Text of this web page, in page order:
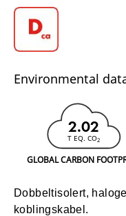
Environmental
2.02
T EQ. CO2
GLOBAL CARBON
Dobbeltisolert,
koblingskabel.